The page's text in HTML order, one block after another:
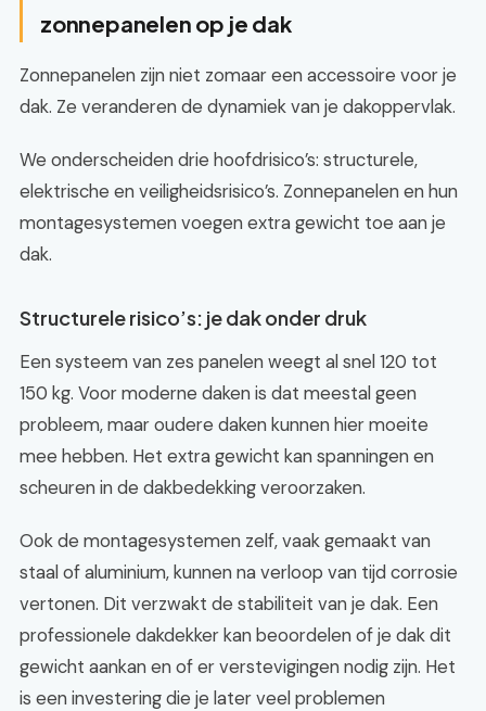
zonnepanelen op je dak
Zonnepanelen zijn niet zomaar een accessoire voor je
dak. Ze veranderen de dynamiek van je dakoppervlak.
We onderscheiden drie hoofdrisico’s: structurele,
elektrische en veiligheidsrisico’s. Zonnepanelen en hun
montagesystemen voegen extra gewicht toe aan je
dak.
Structurele risico’s: je dak onder druk
Een systeem van zes panelen weegt al snel 120 tot
150 kg. Voor moderne daken is dat meestal geen
probleem, maar oudere daken kunnen hier moeite
mee hebben. Het extra gewicht kan spanningen en
scheuren in de dakbedekking veroorzaken.
Ook de montagesystemen zelf, vaak gemaakt van
staal of aluminium, kunnen na verloop van tijd corrosie
vertonen. Dit verzwakt de stabiliteit van je dak. Een
professionele dakdekker kan beoordelen of je dak dit
gewicht aankan en of er verstevigingen nodig zijn. Het
is een investering die je later veel problemen